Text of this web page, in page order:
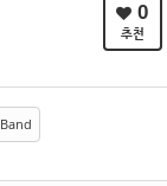
0
추천
Band